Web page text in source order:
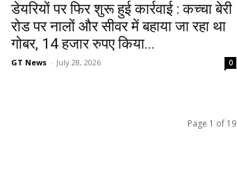
डेयरियों पर फिर शुरू हुई कार्रवाई : कच्चा बेरी
रोड पर नालों और सीवर में बहाया जा रहा था
गोबर, 14 हजार रुपए किया...
GT News - July 28, 2026 0
Page 1 of 19